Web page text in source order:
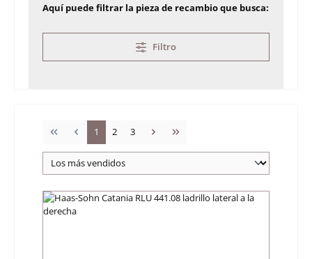
Aquí puede filtrar la pieza de recambio que busca:
Filtro
Página
1 Página
2 Página
3